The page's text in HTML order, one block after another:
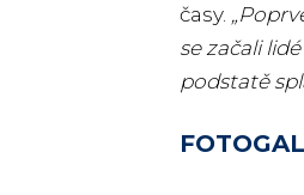
časy.
se začali
podstatě